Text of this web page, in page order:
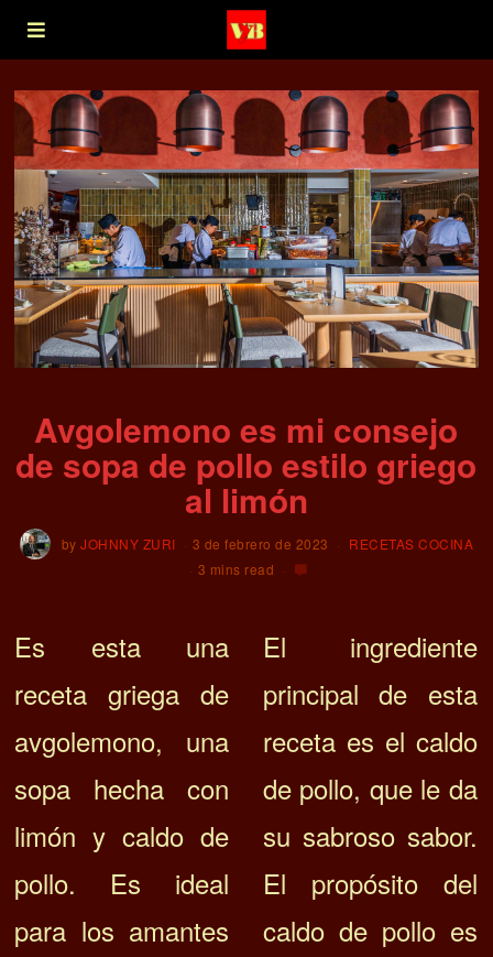
Avgolemono es mi consejo
de sopa de pollo estilo griego
al limón
byJOHNNY ZURI 3 de febrero de 2023
RECETAS COCINA
3 mins read
Es esta una
receta griega de
avgolemono, una
sopa hecha con
limón y caldo de
pollo. Es ideal
para los amantes
El ingrediente
principal de esta
receta es el caldo
de pollo, que le da
su sabroso sabor.
El propósito del
caldo de pollo es